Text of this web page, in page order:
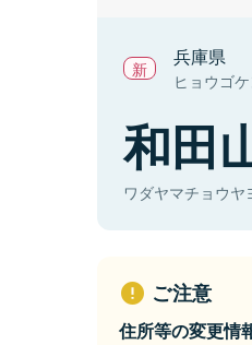
兵庫県
ヒョウゴ
和田
ワダヤマチョウヤ
ご注意
住所等の変更情